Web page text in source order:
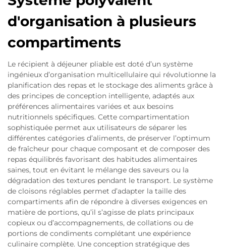
d'organisation à plusieurs
compartiments
Le récipient à déjeuner pliable est doté d’un système
ingénieux d’organisation multicellulaire qui révolutionne la
planification des repas et le stockage des aliments grâce à
des principes de conception intelligente, adaptés aux
préférences alimentaires variées et aux besoins
nutritionnels spécifiques. Cette compartimentation
sophistiquée permet aux utilisateurs de séparer les
différentes catégories d’aliments, de préserver l’optimum
de fraîcheur pour chaque composant et de composer des
repas équilibrés favorisant des habitudes alimentaires
saines, tout en évitant le mélange des saveurs ou la
dégradation des textures pendant le transport. Le système
de cloisons réglables permet d’adapter la taille des
compartiments afin de répondre à diverses exigences en
matière de portions, qu’il s’agisse de plats principaux
copieux ou d’accompagnements, de collations ou de
portions de condiments complétant une expérience
culinaire complète. Une conception stratégique des